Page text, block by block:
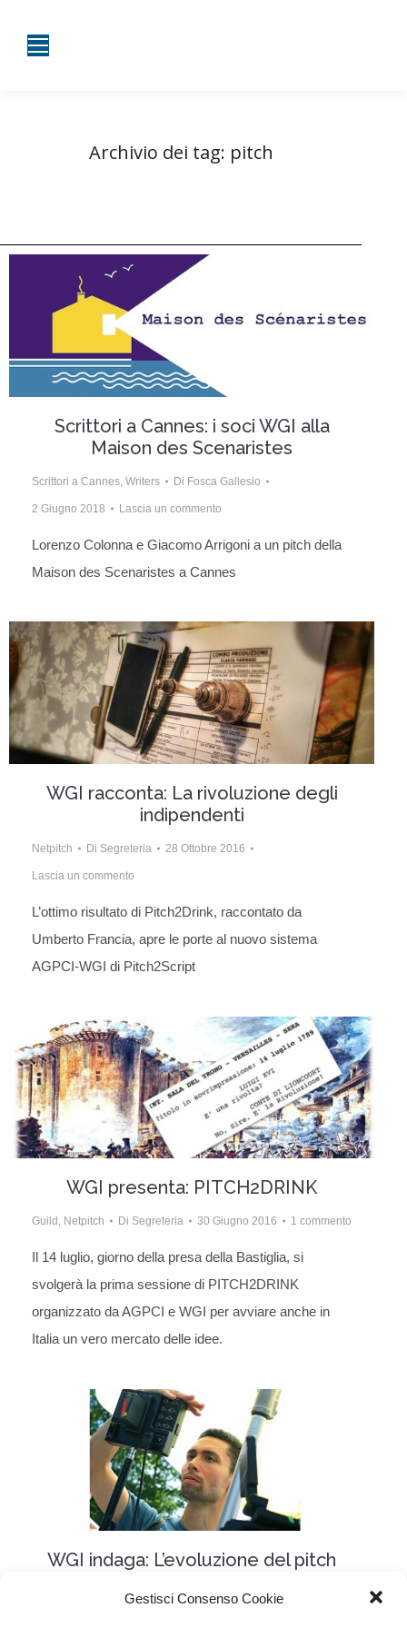
Gestisci Consenso Cookie
Archivio dei tag: pitch
Scrittori a Cannes: i soci WGI alla
Maison des Scenaristes
Scrittori a Cannes Writers Di Fosca Gallesio
2 Giugno 2018 Lascia un commento
Lorenzo Colonna e Giacomo Arrigoni a un pitch della
Maison des Scenaristes a Cannes
WGI racconta: La rivoluzione degli
indipendenti
Netpitch Di Segreteria 28 Ottobre 2016
Lascia un commento
L’ottimo risultato di Pitch2Drink, raccontato da
Umberto Francia, apre le porte al nuovo sistema
AGPCI-WGI di Pitch2Script
WGI presenta: PITCH2DRINK
Guild , Netpitch Di Segreteria 30 Giugno 2016 1 commento
Il 14 luglio, giorno della presa della Bastiglia, si
svolgerà la prima sessione di PITCH2DRINK
organizzato da AGPCI e WGI per avviare anche in
Italia un vero mercato delle idee.
WGI indaga: L’evoluzione del pitch
DiSegreteria 22 Maggio 2016